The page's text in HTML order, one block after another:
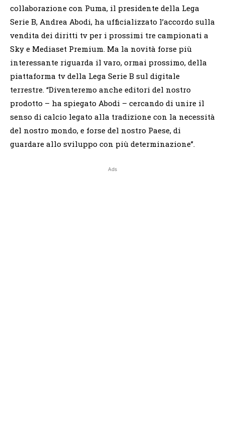
collaborazione con Puma, il presidente della Lega
Serie B, Andrea Abodi, ha ufficializzato l’accordo sulla
vendita dei diritti tv per i prossimi tre campionati a
Sky e Mediaset Premium. Ma la novità forse più
interessante riguarda il varo, ormai prossimo, della
piattaforma tv della Lega Serie B sul digitale
terrestre. “Diventeremo anche editori del nostro
prodotto – ha spiegato Abodi – cercando di unire il
senso di calcio legato alla tradizione con la necessità
del nostro mondo, e forse del nostro Paese, di
guardare allo sviluppo con più determinazione”.
Ads